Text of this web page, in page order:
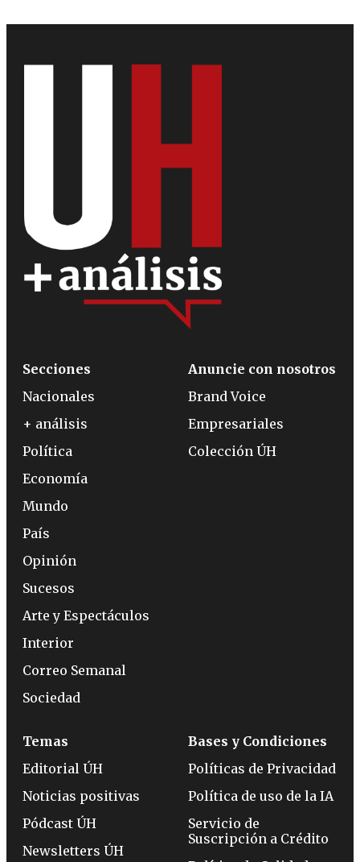
Secciones
Nacionales
+ análisis
Política
Economía
Mundo
País
Opinión
Sucesos
Arte y Espectáculos
Interior
Correo Semanal
Sociedad
Anuncie con nosotros
Brand Voice
Empresariales
Colección ÚH
Temas
Editorial ÚH
Noticias positivas
Pódcast ÚH
Newsletters ÚH
Bases y Condiciones
Políticas de Privacidad
Política de uso de la IA
Servicio de
Suscripción a Crédito